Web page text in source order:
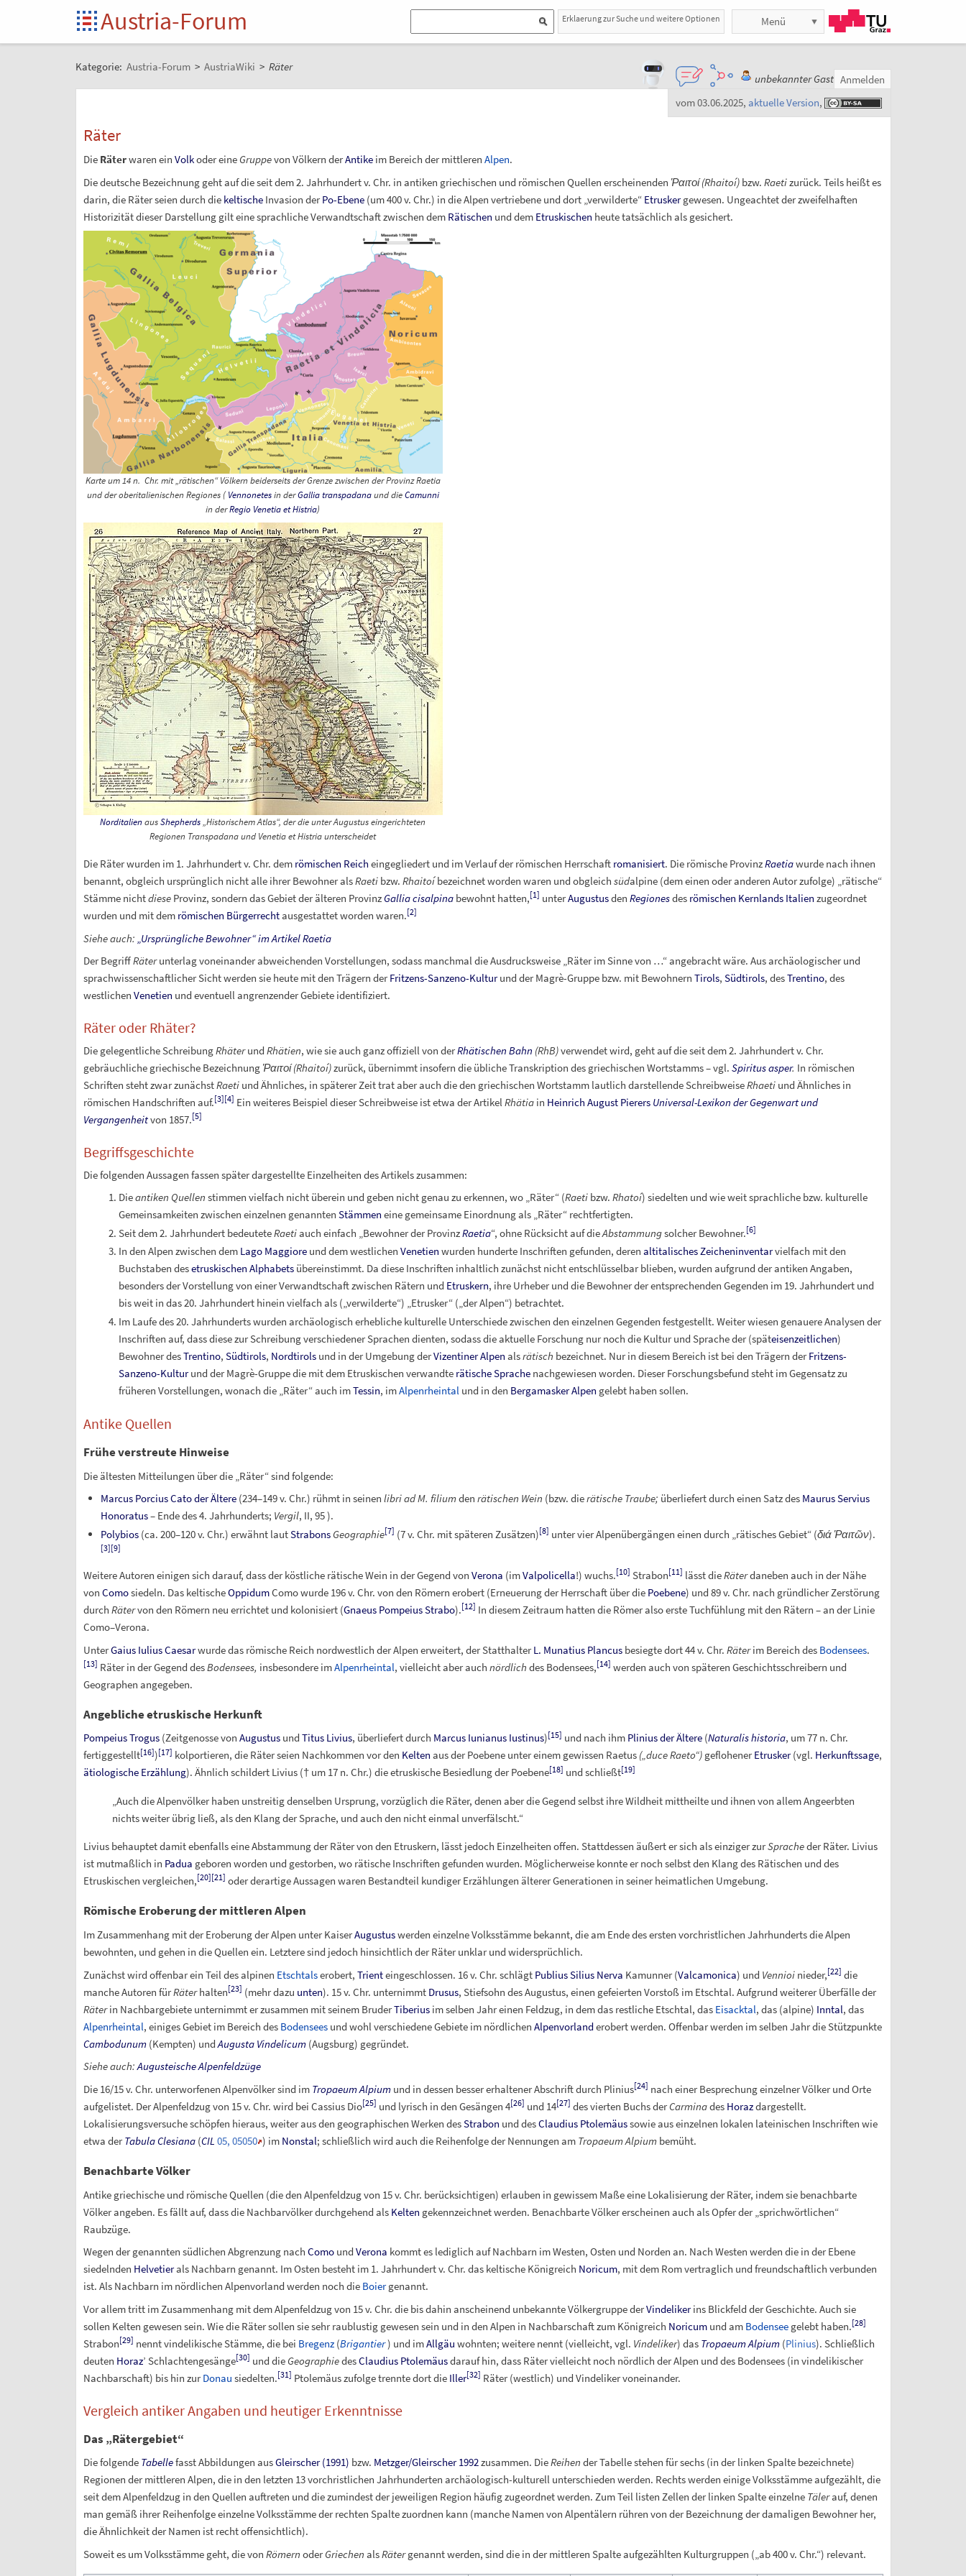
Austria-Forum Erklaerung zur Suche und weitere Optionen Menü
Kategorie: Austria-Forum > AustriaWiki > Räter
unbekannter Gast Anmelden
vom 03.06.2025, aktuelle Version,
Räter
Die Räterwaren ein Volkoder eine Gruppevon Völkern derAntikeim Bereich der mittleren Alpen.
Die deutsche Bezeichnung geht auf die seit dem 2. Jahrhundert v. Chr. in antiken griechischen und römischen Quellen erscheinenden Ῥαιτοί (Rhaitoí)bzw. Raetizurück. Teils heißt es
darin, die Räter seien durch die keltischeInvasion derPo-Ebene(um 400 v. Chr.) in die Alpen vertriebene und dort „verwilderte“ Etruskergewesen. Ungeachtet der zweifelhaften
Historizität dieser Darstellung gilt eine sprachliche Verwandtschaft zwischen dem Rätischen und dem Etruskischen heute tatsächlich als gesichert.
Karte um 14 n. Chr. mit „rätischen“ Völkern beiderseits der Grenze zwischen der ProvinzRaetia
und der oberitalienischen Regiones(Vennonetesin derGallia transpadanaund dieCamunni
in derRegio Venetia et Histria)
NorditalienausShepherds„Historischem Atlas“, der die unter Augustus eingerichteten
Regionen Transpadanaund Venetia et Histriaunterscheidet
Die Räter wurden im 1. Jahrhundert v. Chr. dem römischen Reich eingegliedert und im Verlauf der römischen Herrschaft romanisiert. Die römische ProvinzRaetiawurde nach ihnen
benannt, obgleich ursprünglich nicht alle ihrer Bewohner alsRaetibzw. Rhaitoíbezeichnet worden waren und obgleich südalpine (dem einen oder anderen Autor zufolge) „rätische“
Stämme nichtdieseProvinz, sondern das Gebiet der älteren ProvinzGallia cisalpinabewohnt hatten,[1] unterAugustusden Regionesdes römischen Kernlands Italien zugeordnet
wurden und mit dem römischen Bürgerrechtausgestattet worden waren.[2]
Siehe auch: „Ursprüngliche Bewohner“ im Artikel Raetia
Der BegriffRäterunterlag voneinander abweichenden Vorstellungen, sodass manchmal die Ausdrucksweise „Räter im Sinne von …“ angebracht wäre. Aus archäologischer und
sprachwissenschaftlicher Sicht werden sie heute mit den Trägern derFritzens-Sanzeno-Kulturund der Magrè-Gruppe bzw. mit Bewohnern Tirols, Südtirols, desTrentino, des
westlichen Venetien und eventuell angrenzender Gebiete identifiziert.
Räter oder Rhäter?
Die gelegentliche SchreibungRhäterund Rhätien, wie sie auch ganz offiziell von derRhätischen Bahn (RhB)verwendet wird, geht auf die seit dem 2. Jahrhundert v. Chr.
gebräuchliche griechische Bezeichnung Ῥαιτοί (Rhaitoí)zurück, übernimmt insofern die übliche Transkription des griechischen Wortstamms – vgl. Spiritus asper. In römischen
Schriften steht zwar zunächstRaetiund Ähnliches, in späterer Zeit trat aber auch die den griechischen Wortstamm lautlich darstellende SchreibweiseRhaetiund Ähnliches in
römischen Handschriften auf.[3] [4] Ein weiteres Beispiel dieser Schreibweise ist etwa der ArtikelRhätiain Heinrich August Pierers Universal-Lexikon der Gegenwart und
Vergangenheitvon 1857.[5]
Begriffsgeschichte
Die folgenden Aussagen fassen später dargestellte Einzelheiten des Artikels zusammen:
Dieantiken Quellen stimmen vielfach nicht überein und geben nicht genau zu erkennen, wo „Räter“ (Raetibzw. Rhatoí) siedelten und wie weit sprachliche bzw. kulturelle
Gemeinsamkeiten zwischen einzelnen genannten Stämmen eine gemeinsame Einordnung als „Räter“ rechtfertigten.
Seit dem 2. Jahrhundert bedeuteteRaetiauch einfach „Bewohner der ProvinzRaetia“, ohne Rücksicht auf dieAbstammungsolcher Bewohner.[6]
In den Alpen zwischen dem Lago Maggioreund dem westlichen Venetien wurden hunderte Inschriften gefunden, deren altitalisches Zeicheninventarvielfach mit den
Buchstaben desetruskischen Alphabetsübereinstimmt. Da diese Inschriften inhaltlich zunächst nicht entschlüsselbar blieben, wurden aufgrund der antiken Angaben,
besonders der Vorstellung von einer Verwandtschaft zwischen Rätern und Etruskern, ihre Urheber und die Bewohner der entsprechenden Gegenden im 19. Jahrhundert und
bis weit in das 20. Jahrhundert hinein vielfach als („verwilderte“) „Etrusker“ („der Alpen“) betrachtet.
Im Laufe des 20. Jahrhunderts wurden archäologisch erhebliche kulturelle Unterschiede zwischen den einzelnen Gegenden festgestellt. Weiter wiesen genauere Analysen der
Inschriften auf, dass diese zur Schreibung verschiedener Sprachen dienten, sodass die aktuelle Forschung nur noch die Kultur und Sprache der (späteisenzeitlichen)
Bewohner desTrentino, Südtirols, Nordtirolsund in der Umgebung derVizentiner Alpen alsrätisch bezeichnet. Nur in diesem Bereich ist bei den Trägern derFritzens-
Sanzeno-Kulturund der Magrè-Gruppe die mit dem Etruskischen verwandte rätische Sprachenachgewiesen worden. Dieser Forschungsbefund steht im Gegensatz zu
früheren Vorstellungen, wonach die „Räter“ auch imTessin, imAlpenrheintalund in den Bergamasker Alpen gelebt haben sollen.
Antike Quellen
Frühe verstreute Hinweise
Die ältesten Mitteilungen über die „Räter“sind folgende:
Marcus Porcius Cato der Ältere (234–149 v. Chr.) rühmt in seinenlibri ad M. filiumdenrätischen Wein (bzw. dierätische Traube; überliefert durch einen Satz des Maurus Servius
Honoratus– Ende des 4. Jahrhunderts; Vergil, II, 95).
Polybios (ca. 200–120 v. Chr.) erwähnt lautStrabons Geographie[7] (7 v. Chr. mit späteren Zusätzen)[8] unter vier Alpenübergängen einen durch „rätisches Gebiet“ (διά Ῥαιτῶν).
[3] [9]
Weitere Autoren einigen sich darauf, dass der köstliche rätische Wein in der Gegend von Verona (imValpolicella!) wuchs.[10] Strabon[11] lässt dieRäterdaneben auch in der Nähe
von Comosiedeln. Das keltischeOppidumComo wurde 196 v. Chr. von den Römern erobert (Erneuerung der Herrschaft über die Poebene) und 89 v. Chr. nach gründlicher Zerstörung
durch Rätervon den Römern neu errichtet und kolonisiert (Gnaeus Pompeius Strabo).[12] In diesem Zeitraum hatten die Römer also erste Tuchfühlung mit den Rätern – an der Linie
Como–Verona.
UnterGaius Iulius Caesarwurde das römische Reich nordwestlich der Alpen erweitert, der StatthalterL. Munatius Plancusbesiegte dort 44 v. Chr. Räterim Bereich des Bodensees.
[13] Räter in der Gegend desBodensees, insbesondere imAlpenrheintal, vielleicht aber auch nördlich des Bodensees,[14] werden auch von späteren Geschichtsschreibern und
Geographen angegeben.
Angebliche etruskische Herkunft
Pompeius Trogus(Zeitgenosse von Augustusund Titus Livius, überliefert durch Marcus Iunianus Iustinus)[15] und nach ihm Plinius der Ältere(Naturalis historia, um 77 n. Chr.
fertiggestellt[16])[17] kolportieren, die Räter seien Nachkommen vor den Kelten aus der Poebene unter einem gewissen Raetus („duce Raeto“)geflohenerEtrusker(vgl. Herkunftssage,
ätiologische Erzählung). Ähnlich schildert Livius († um 17 n. Chr.) die etruskische Besiedlung der Poebene[18] und schließt[19]
„Auch die Alpenvölker haben unstreitig denselben Ursprung, vorzüglich die Räter, denen aber die Gegend selbst ihre Wildheit mittheilte und ihnen von allem Angeerbten
nichts weiter übrig ließ, als den Klang der Sprache, und auch den nicht einmal unverfälscht.“
Livius behauptet damit ebenfalls eine Abstammung der Räter von den Etruskern, lässt jedoch Einzelheiten offen. Stattdessen äußert er sich als einziger zurSpracheder Räter. Livius
ist mutmaßlich in Padua geboren worden und gestorben, wo rätische Inschriften gefunden wurden. Möglicherweise konnte er noch selbst den Klang des Rätischen und des
Etruskischen vergleichen,[20] [21] oder derartige Aussagen waren Bestandteil kundiger Erzählungen älterer Generationen in seiner heimatlichen Umgebung.
Römische Eroberung der mittleren Alpen
Im Zusammenhang mit der Eroberung der Alpen unter KaiserAugustuswerden einzelne Volksstämme bekannt, die am Ende des ersten vorchristlichen Jahrhunderts die Alpen
bewohnten, und gehen in die Quellen ein. Letztere sind jedoch hinsichtlich der Räter unklar und widersprüchlich.
Zunächst wird offenbar ein Teil des alpinen Etschtalserobert, Trienteingeschlossen. 16 v. Chr. schlägt Publius Silius Nerva Kamunner (Valcamonica) und Vennioinieder,[22] die
manche Autoren fürRäterhalten[23] (mehr dazu unten). 15 v. Chr. unternimmt Drusus, Stiefsohn des Augustus, einen gefeierten Vorstoß im Etschtal. Aufgrund weiterer Überfälle der
Räterin Nachbargebiete unternimmt er zusammen mit seinem BruderTiberiusim selben Jahr einen Feldzug, in dem das restliche Etschtal, das Eisacktal, das (alpine) Inntal, das
Alpenrheintal, einiges Gebiet im Bereich des Bodenseesund wohl verschiedene Gebiete im nördlichen Alpenvorlanderobert werden. Offenbar werden im selben Jahr die Stützpunkte
Cambodunum(Kempten) und Augusta Vindelicum(Augsburg) gegründet.
Siehe auch:Augusteische Alpenfeldzüge
Die 16/15 v. Chr. unterworfenen Alpenvölker sind im Tropaeum Alpiumund in dessen besser erhaltener Abschrift durch Plinius[24] nach einer Besprechung einzelner Völker und Orte
aufgelistet. Der Alpenfeldzug von 15 v. Chr. wird bei Cassius Dio[25] und lyrisch in den Gesängen 4[26] und 14[27] des vierten Buchs derCarminades Horazdargestellt.
Lokalisierungsversuche schöpfen hieraus, weiter aus den geographischen Werken desStrabon und desClaudius Ptolemäussowie aus einzelnen lokalen lateinischen Inschriften wie
etwa derTabula Clesiana(CIL 05, 05050 ) im Nonstal; schließlich wird auch die Reihenfolge der Nennungen am Tropaeum Alpiumbemüht.
Benachbarte Völker
Antike griechische und römische Quellen (die den Alpenfeldzug von 15 v. Chr. berücksichtigen) erlauben in gewissem Maße eine Lokalisierung der Räter, indem sie benachbarte
Völker angeben. Es fällt auf, dass die Nachbarvölker durchgehend als Kelten gekennzeichnet werden. Benachbarte Völker erscheinen auch als Opfer der „sprichwörtlichen“
Raubzüge.
Wegen der genannten südlichen Abgrenzung nach Comound Verona kommt es lediglich auf Nachbarn im Westen, Osten und Norden an. Nach Westen werden die in der Ebene
siedelnden Helvetierals Nachbarn genannt. Im Osten besteht im 1. Jahrhundert v. Chr. das keltische Königreich Noricum, mit dem Rom vertraglich und freundschaftlich verbunden
ist. Als Nachbarn im nördlichen Alpenvorland werden noch die Boiergenannt.
Vor allem tritt im Zusammenhang mit dem Alpenfeldzug von 15 v. Chr. die bis dahin anscheinend unbekannte Völkergruppe derVindelikerins Blickfeld der Geschichte. Auch sie
sollen Kelten gewesen sein. Wie die Räter sollen sie sehr raublustig gewesen sein und in den Alpen in Nachbarschaft zum Königreich Noricumund am Bodenseegelebt haben.[28]
Strabon[29] nennt vindelikische Stämme, die bei Bregenz(Brigantier) und imAllgäu wohnten; weitere nennt (vielleicht, vgl. Vindeliker) das Tropaeum Alpium(Plinius). Schließlich
deuten Horaz’ Schlachtengesänge[30] und die GeographiedesClaudius Ptolemäusdarauf hin, dass Räter vielleicht noch nördlich der Alpen und des Bodensees (in vindelikischer
Nachbarschaft) bis hin zurDonau siedelten.[31] Ptolemäus zufolge trennte dort die Iller[32] Räter (westlich) und Vindeliker voneinander.
Vergleich antiker Angaben und heutiger Erkenntnisse
Das „Rätergebiet“
Die folgende Tabellefasst Abbildungen ausGleirscher (1991) bzw. Metzger/Gleirscher 1992zusammen. DieReihen der Tabelle stehen für sechs (in der linken Spalte bezeichnete)
Regionen der mittleren Alpen, die in den letzten 13 vorchristlichen Jahrhunderten archäologisch-kulturell unterschieden werden. Rechts werden einige Volksstämme aufgezählt, die
seit dem Alpenfeldzug in den Quellen auftreten und die zumindest der jeweiligen Region häufig zugeordnet werden. Zum Teil listen Zellen der linken Spalte einzelne Tälerauf, denen
man gemäß ihrer Reihenfolge einzelne Volksstämme der rechten Spalte zuordnen kann (manche Namen von Alpentälern rühren von der Bezeichnung der damaligen Bewohner her,
die Ähnlichkeit der Namen ist recht offensichtlich).
Soweit es um Volksstämme geht, die von Römern oderGriechen alsRätergenannt werden, sind die in der mittleren Spalte aufgezählten Kulturgruppen („ab 400 v. Chr.“) relevant.